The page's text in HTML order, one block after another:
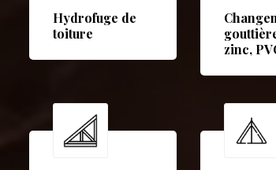
Hydrofuge de
toiture
zinc,